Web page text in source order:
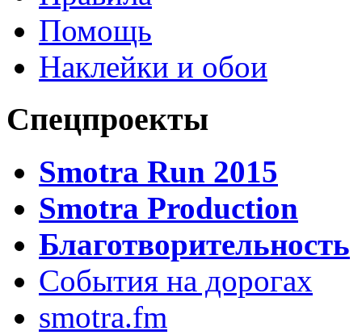
Помощь
Наклейки и обои
Спецпроекты
Smotra Run 2015
Smotra Production
Благотворительность
События на дорогах
smotra.fm